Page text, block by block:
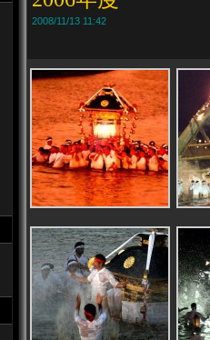
2008/11/13 11:42